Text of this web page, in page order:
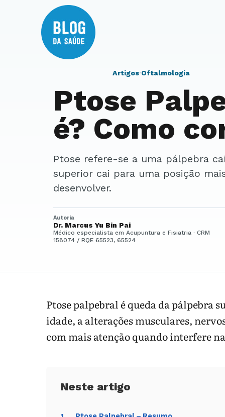
Artigos·Oftalmologia
Ptose
é? Como
Ptose refere-se a uma pálpebra caída e significa que uma pálpebra
superior cai para uma posição
desenvolver.
Autoria
Dr. Marcus Yu Bin Pai
Médico especialista em Acupuntura e Fisiatria · CRM
158074 / RQE 65523, 65524
Ptose palpebral é queda da pálpebra
idade, a alterações musculares,
com mais atenção quando interfere